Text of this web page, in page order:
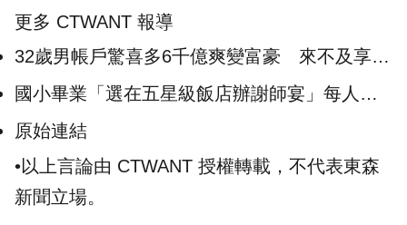
更多 CTWANT 報導
32歲男帳戶驚喜多6千億爽變富豪 來不及享
福！下場超崩潰
國小畢業「選在五星級飯店辦謝師宴」每人收
1650元 網喊：老師不缺這一餐
原始連結
•以上言論由 CTWANT 授權轉載，不代表東森
新聞立場。